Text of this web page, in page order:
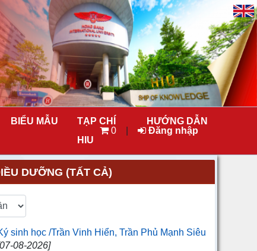
BIỂU MẪU
TẠP CHÍ
HIU
HƯỚNG DẪN
0
Đăng nhập
DƯỠNG (TẤT CẢ)
sinh học /Trần Vinh Hiển, Trần Phủ Mạnh Siêu
08-2026]